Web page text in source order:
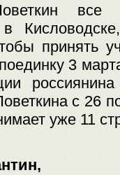
в
принять
3
с 26
уже 11